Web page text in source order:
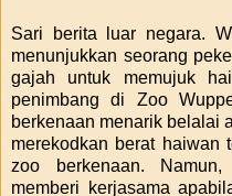
Sari berita luar negara.
menunjukkan seorang
gajah untuk memujuk
penimbang di Zoo
berkenaan menarik belalai
merekodkan berat haiwan
zoo berkenaan.
memberi kerjasama